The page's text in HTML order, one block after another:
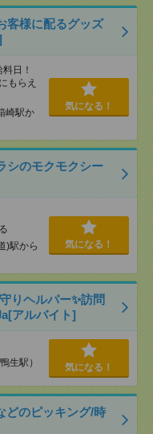
客様に配るグッズ
日！
もらえ
崎駅か
気になる！
シのモクモクシー
)駅から
気になる！
りヘルパー✨訪問
アルバイト]
生駅） 気になる！
どのピッキング/時